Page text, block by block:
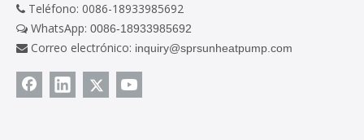
 Teléfono: 0086-18933985692
 WhatsApp: 0086-18933985692
 Correo electrónico: inquiry@sprsunheatpump.com